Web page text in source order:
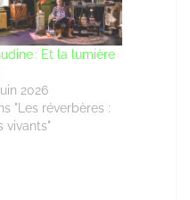
: Et la lumière
2026
"Les réverbères :
vivants"